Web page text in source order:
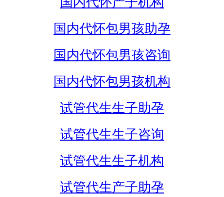
国内代怀包男孩助孕
国内代怀包男孩咨询
国内代怀包男孩机构
试管代生生子助孕
试管代生生子咨询
试管代生生子机构
试管代生产子助孕